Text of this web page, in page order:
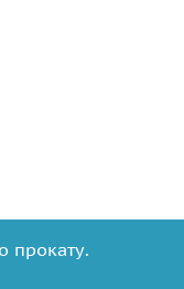
прокату.